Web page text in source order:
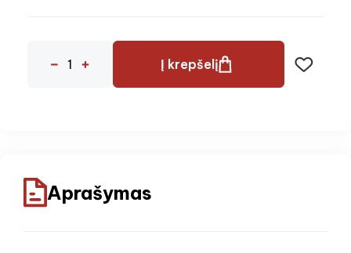
Į krepšelį
Aprašymas